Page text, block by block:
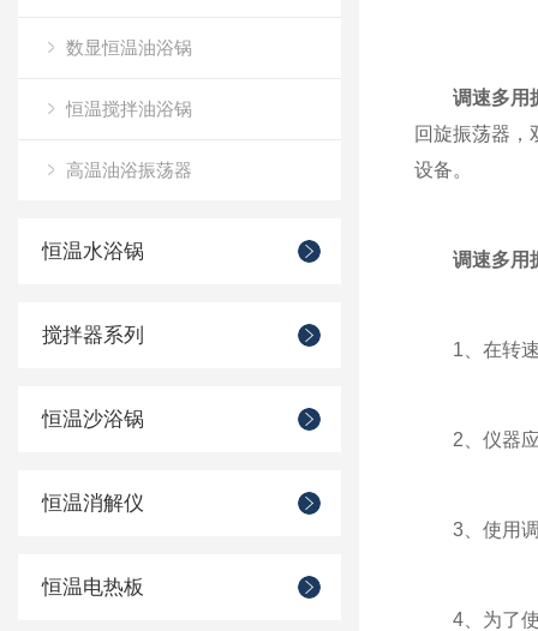
数显恒温油浴锅
恒温搅拌油浴锅
高温油浴振荡器
恒温水浴锅
搅拌器系列
恒温沙浴锅
恒温消解仪
恒温电热板
调速多用
回旋振荡器
设备。
调速多用
1、在转速
2、仪器应
3、使用调
4、为了使